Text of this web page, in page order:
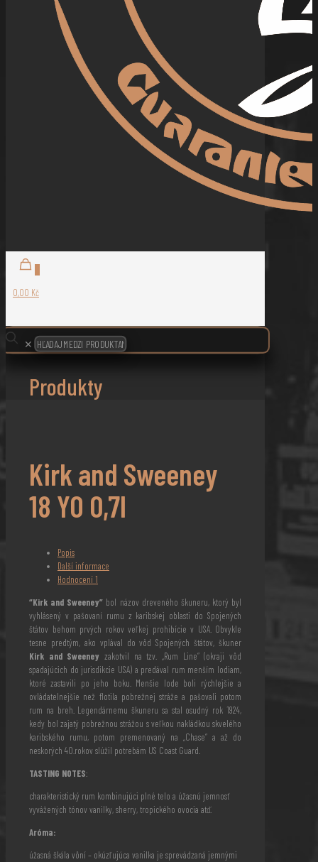
0,00 Kč
✕
Produkty
Kirk and Sweeney
18 YO 0,7l
Popis
Další informace
Hodnocení1
“Kirk and Sweeney” bol názov dreveného škuneru, ktorý byl
vyhlásený v pašovaní rumu z karibskej oblasti do Spojených
štátov behom prvých rokov veľkej prohibície v USA. Obvykle
tesne predtým, ako vplával do vôd Spojených štátov, škuner
Kirk and Sweeney zakotvil na tzv. „Rum Line“ (okraji vôd
spadajúcich do jurisdikcie USA) a predával rum menším lodiam,
ktoré zastavili po jeho boku. Menšie lode boli rýchlejšie a
ovládatelnejšie než flotila pobrežnej stráže a pašovali potom
rum na breh. Legendárnemu škuneru sa stal osudný rok 1924,
kedy bol zajatý pobrežnou strážou s veľkou nakládkou skvelého
karibského rumu, potom premenovaný na „Chase“ a až do
neskorých 40.rokov slúžil potrebám US Coast Guard.
TASTING NOTES:
charakteristický rum kombinujúci plné telo a úžasnú jemnosť
vyvážených tónov vanilky, sherry, tropického ovocia atď.
Aróma:
úžasná škála vôní – okúzľujúca vanilka je sprevádzaná jemnými